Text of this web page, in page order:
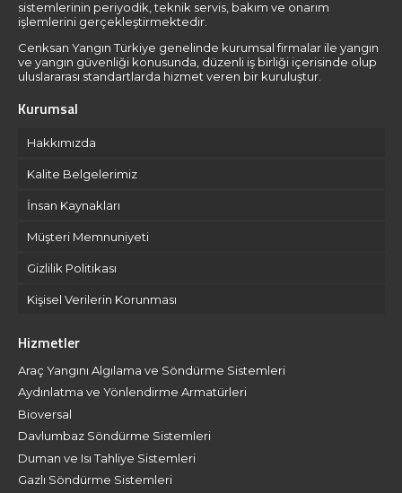
sistemlerinin periyodik, teknik servis, bakım ve onarım
işlemlerini gerçekleştirmektedir.
Cenksan Yangın Türkiye genelinde kurumsal firmalar ile yangın
ve yangın güvenliği konusunda, düzenli iş birliği içerisinde olup
uluslararası standartlarda hizmet veren bir kuruluştur.
Kurumsal
Hakkımızda
Kalite Belgelerimiz
İnsan Kaynakları
Müşteri Memnuniyeti
Gizlilik Politikası
Kişisel Verilerin Korunması
Hizmetler
Araç Yangını Algılama ve Söndürme Sistemleri
Aydınlatma ve Yönlendirme Armatürleri
Bioversal
Davlumbaz Söndürme Sistemleri
Duman ve Isı Tahliye Sistemleri
Gazlı Söndürme Sistemleri